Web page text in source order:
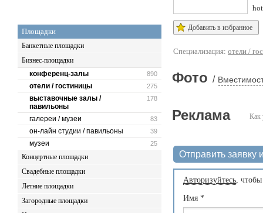
Площадки
Банкетные площадки
Бизнес-площадки
890
конференц-залы
275
отели / гостиницы
178
выставочные залы /
павильоны
83
галереи / музеи
39
он-лайн студии / павильоны
25
музеи
Концертные площадки
Свадебные площадки
Летние площадки
Загородные площадки
Добавить в избранное
Специализация: отели /
Фото /
Как
Реклама
Отправить заявку
Авторизуйтесь,
Имя *